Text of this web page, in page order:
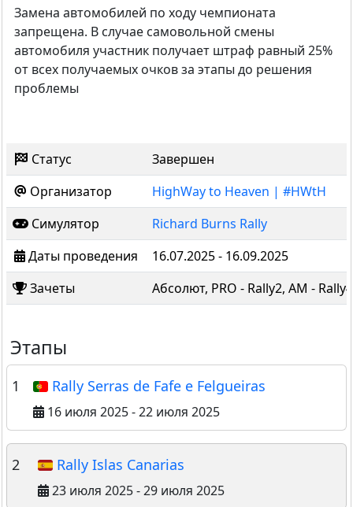
Замена автомобилей по ходу чемпионата
запрещена. В случае самовольной смены
автомобиля участник получает штраф равный 25%
от всех получаемых очков за этапы до решения
проблемы
Статус
Завершен
Организатор
HighWay to Heaven | #HWtH
Симулятор
Richard Burns Rally
Даты проведения
16.07.2025 - 16.09.2025
Зачеты
Абсолют, PRO - Rally2, AM - Rally4
Этапы
1 Rally Serras de Fafe e Felgueiras
16 июля 2025 - 22 июля 2025
2 Rally Islas Canarias
23 июля 2025 - 29 июля 2025